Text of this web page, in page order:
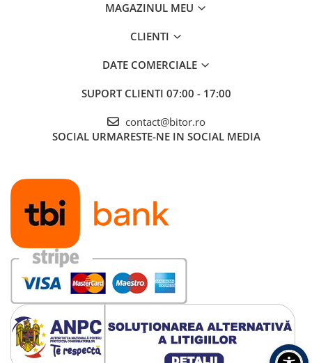
MAGAZINUL MEU
CLIENTI
DATE COMERCIALE
SUPORT CLIENTI 07:00 - 17:00
contact@bitor.ro
SOCIAL URMARESTE-NE IN SOCIAL MEDIA